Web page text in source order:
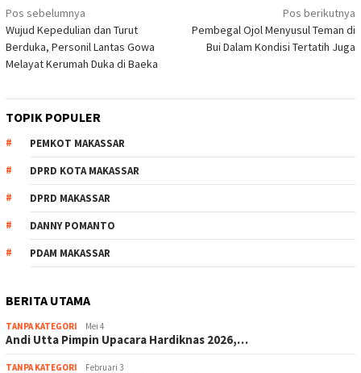
Navigasi
pos
Pos sebelumnya
Wujud Kepedulian dan Turut
Berduka, Personil Lantas Gowa
Melayat Kerumah Duka di Baeka
Pos berikutnya
Pembegal Ojol Menyusul Teman di
Bui Dalam Kondisi Tertatih Juga
TOPIK POPULER
PEMKOT MAKASSAR
DPRD KOTA MAKASSAR
DPRD MAKASSAR
DANNY POMANTO
PDAM MAKASSAR
BERITA UTAMA
TANPA KATEGORI Mei 4
Andi Utta Pimpin Upacara Hardiknas 2026,…
TANPA KATEGORI Februari 3